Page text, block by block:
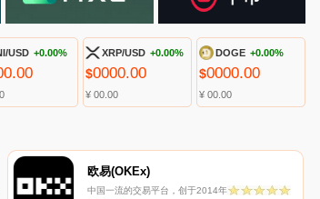
USD +0.00% XRP/USD +0.00%
$0000.00
¥ 00.00
DOGE +0.00%
$0000.00
¥ 00.00
欧易(OKEx)
中国一流的交易平台，创于2014年